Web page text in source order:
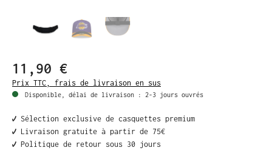
11,90 €
Prix TTC, frais de livraison en sus
Disponible, délai de livraison : 2-3 jours ouvrés
✔️ Sélection exclusive de casquettes premium
✔️ Livraison gratuite à partir de 75€
✔️ Politique de retour sous 30 jours